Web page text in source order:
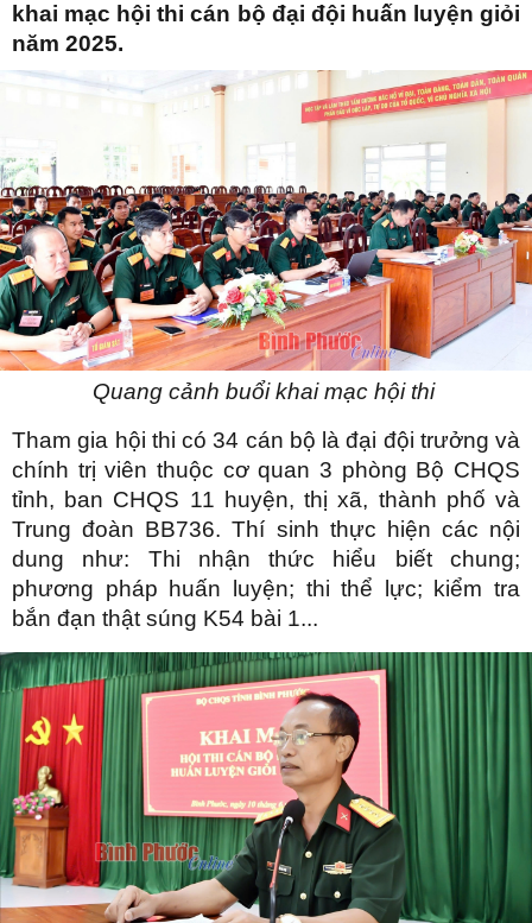
khai mạc hội thi cán bộ đại đội huấn luyện giỏi
năm 2025.
Quang cảnh buổi khai mạc hội thi
Tham gia hội thi có 34 cán bộ là đại đội trưởng và
chính trị viên thuộc cơ quan 3 phòng Bộ CHQS
tỉnh, ban CHQS 11 huyện, thị xã, thành phố và
Trung đoàn BB736. Thí sinh thực hiện các nội
dung như: Thi nhận thức hiểu biết chung;
phương pháp huấn luyện; thi thể lực; kiểm tra
bắn đạn thật súng K54 bài 1...